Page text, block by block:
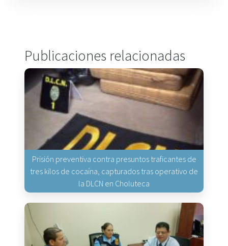
Publicaciones relacionadas
Prisión preventiva contra presuntos traficantes de
tres kilos de cocaína, capturados tras operativo de
la DLCN en Choluteca